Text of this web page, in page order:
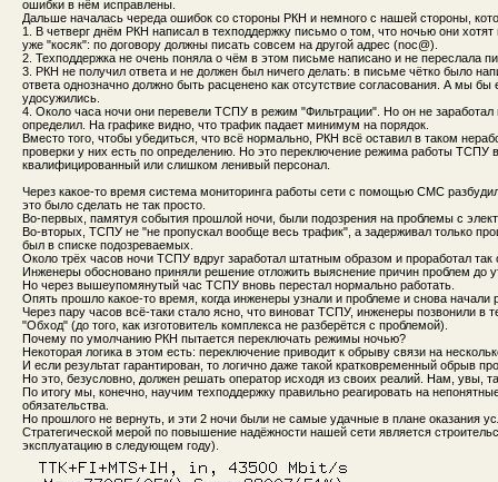
ошибки в нём исправлены.
Дальше началась череда ошибок со стороны РКН и немного с нашей стороны,
1. В четверг днём РКН написал в техподдержку письмо о том, что ночью они
уже "косяк": по договору должны писать совсем на другой адрес (noc@).
2. Техподдержка не очень поняла о чём в этом письме написано и не переслала
3. РКН не получил ответа и не должен был ничего делать: в письме чётко было
ответа однозначно должно быть расценено как отсутствие согласования. А мы
удосужились.
4. Около часа ночи они перевели ТСПУ в режим "Фильтрации". Но он не
определил. На графике видно, что трафик падает минимум на порядок.
Вместо того, чтобы убедиться, что всё нормально, РКН всё оставил в таком
проверки у них есть по определению. Но это переключение режима работы ТСПУ
квалифицированный или слишком ленивый персонал.
Через какое-то время система мониторинга работы сети с помощью СМС
это было сделать не так просто.
Во-первых, памятуя события прошлой ночи, были подозрения на проблемы с
Во-вторых, ТСПУ не "не пропускал вообще весь трафик", а задерживал только
был в списке подозреваемых.
Около трёх часов ночи ТСПУ вдруг заработал штатным образом и проработал так
Инженеры обосновано приняли решение отложить выяснение причин проблем до
Но через вышеупомянутый час ТСПУ вновь перестал нормально работать.
Опять прошло какое-то время, когда инженеры узнали и проблеме и снова начали
Через пару часов всё-таки стало ясно, что виноват ТСПУ, инженеры позвонили в
"Обход" (до того, как изготовитель комплекса не разберётся с проблемой).
Почему по умолчанию РКН пытается переключать режимы ночью?
Некоторая логика в этом есть: переключение приводит к обрыву связи на
И если результат гарантирован, то логично даже такой кратковременный обрыв
Но это, безусловно, должен решать оператор исходя из своих реалий. Нам, увы,
По итогу мы, конечно, научим техподдержку правильно реагировать на
обязательства.
Но прошлого не вернуть, и эти 2 ночи были не самые удачные в плане оказания
Стратегической мерой по повышение надёжности нашей сети является
эксплуатацию в следующем году).